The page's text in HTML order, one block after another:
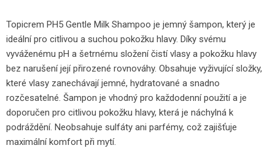
Topicrem PH5 Gentle Milk Shampoo je jemný šampon, který je
ideální pro citlivou a suchou pokožku hlavy. Díky svému
vyváženému pH a šetrnému složení čistí vlasy a pokožku hlavy
bez narušení její přirozené rovnováhy. Obsahuje vyživující složky,
které vlasy zanechávají jemné, hydratované a snadno
rozčesatelné. Šampon je vhodný pro každodenní použití a je
doporučen pro citlivou pokožku hlavy, která je náchylná k
podráždění. Neobsahuje sulfáty ani parfémy, což zajišťuje
maximální komfort při mytí.